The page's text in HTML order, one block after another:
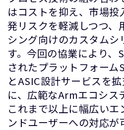
はコストを抑え、市場投
発リスクを軽減しつつ、
シング向けのカスタムシ
す。今回の協業により、
されたプラットフォーム
とASIC設計サービスを
に、広範なArmエコシス
これまで以上に幅広い
ンドユーザーへの対応が